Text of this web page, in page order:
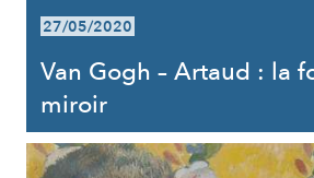
27/05/2020
Van Gogh – Artaud : la
miroir